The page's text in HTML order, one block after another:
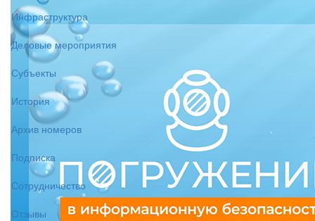
Инфраструктура
Деловые мероприятия
Субъекты
История
Архив номеров
Подписка
Сотрудничество
Отзывы